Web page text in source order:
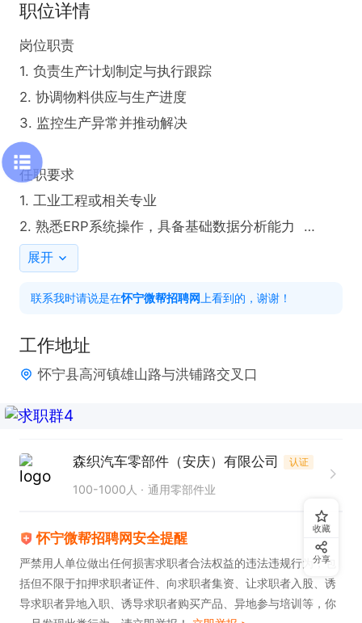
职位详情
岗位职责
1. 负责生产计划制定与执行跟踪
2. 协调物料供应与生产进度
3. 监控生产异常并推动解决
任职要求
1. 工业工程或相关专业
2. 熟悉ERP系统操作，具备基础数据分析能力
3. 具备良好沟通协调能力，有制造业经验
感兴趣的话，请投递简历后直接拨打电话联系吧!
展开
联系我时请说是在怀宁微帮招聘网 上看到的，谢谢！
工作地址
怀宁县高河镇雄山路与洪铺路交叉口
森织汽车零部件（安庆）有限公司 认证
100-1000人 通用零部件业
怀宁微帮招聘网安全提醒
严禁用人单位做出任何损害求职者合法权益的违法违规行为，包
括但不限于扣押求职者证件、向求职者集资、让求职者入股、诱
导求职者异地入职、诱导求职者购买产品、异地参与培训等，你
收藏
分享